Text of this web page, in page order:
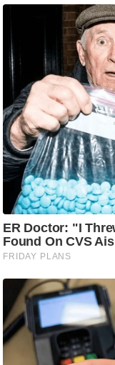
e
w
s
ला
इ
फ
स्टा
इ
ल
टे
क्नॉ
लॉ
जी
ब्यू